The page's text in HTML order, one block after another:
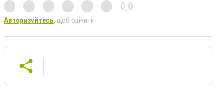
0,0
Авторизуйтесь, щоб оцінити